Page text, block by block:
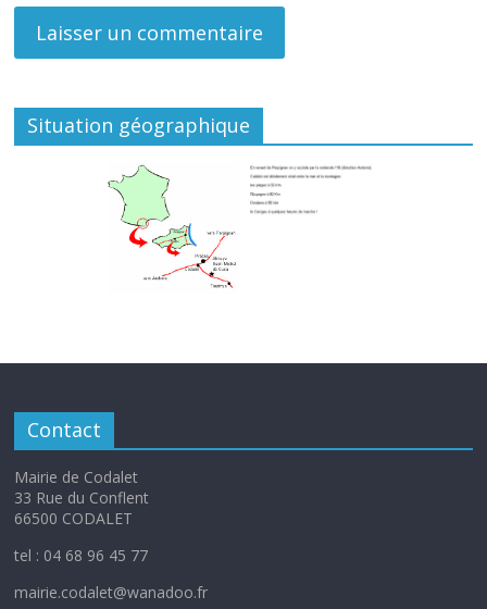
Situation géographique
Contact
Mairie de Codalet
33 Rue du Conflent
66500 CODALET
tel : 04 68 96 45 77
mairie.codalet@wanadoo.fr